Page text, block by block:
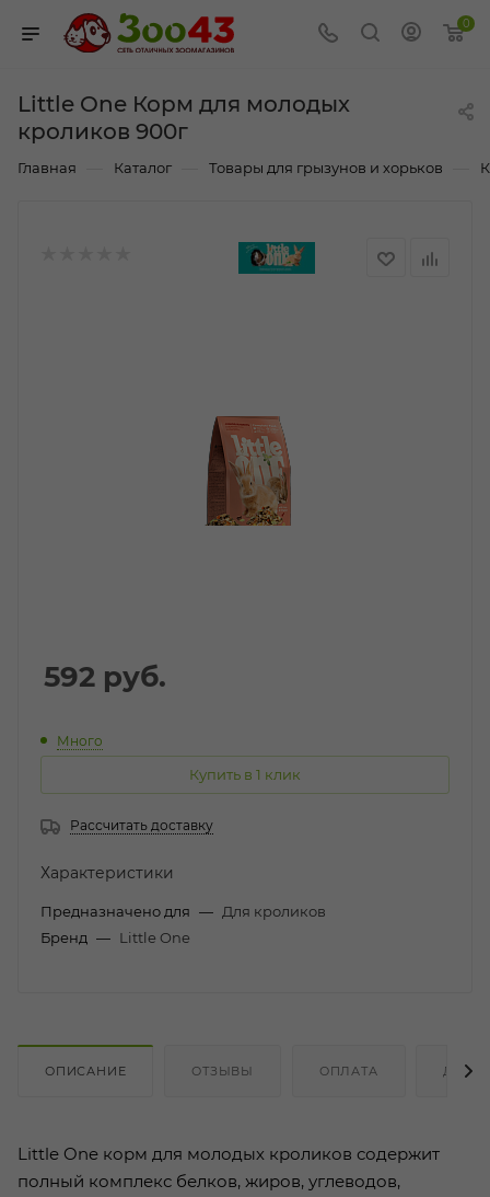
0
Little One Корм для молодых
кроликов 900г
Главная Каталог Товары для грызунов и хорьков
592 руб.
Много
Купить в 1 клик
Рассчитать доставку
Характеристики
Предназначено для — Для кроликов
Бренд — Little One
ОПИСАНИЕ ОТЗЫВЫ ОПЛАТА
Little One корм для молодых кроликов содержит
полный комплекс белков, жиров, углеводов,